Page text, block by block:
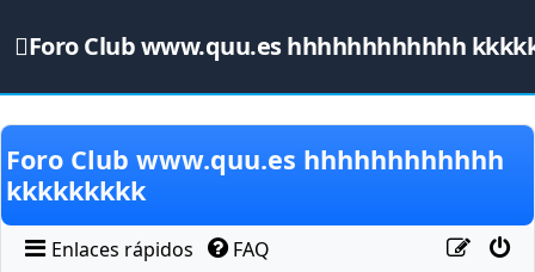
Foro Club www.quu.es hhhhhhhhhhhh
Obviar
Foro Club www.quu.es hhhhhhhhhhhh
kkkkkkkkk
Enlaces rápidos
FAQ